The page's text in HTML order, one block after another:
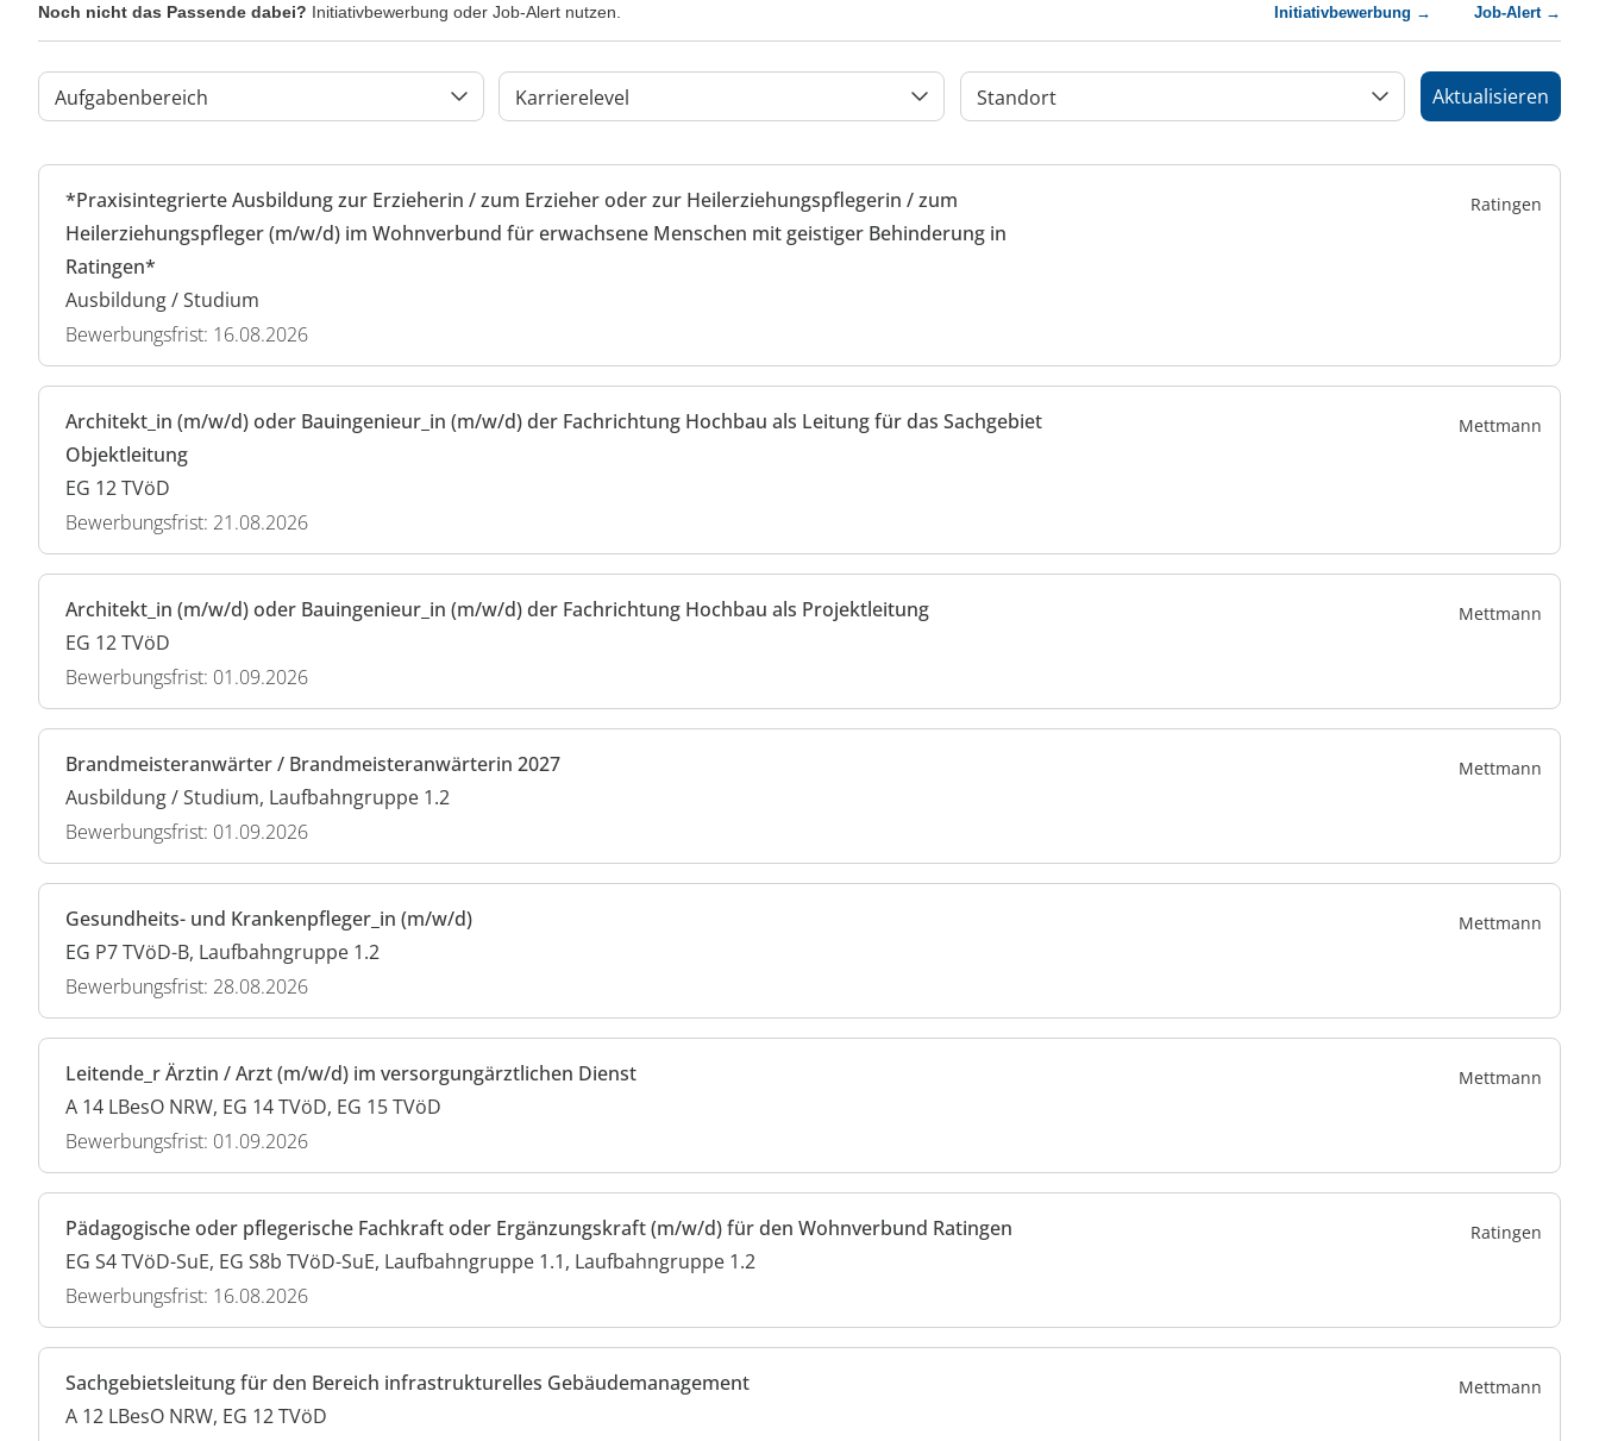
Noch nicht das Passende dabei? Initiativbewerbung oder Job-Alert nutzen. Initiativbewerbung → Job-Alert →
Aufgabenbereich Karrierelevel Standort Aktualisieren
*Praxisintegrierte Ausbildung zur Erzieherin / zum Erzieher oder zur Heilerziehungspflegerin / zum
Heilerziehungspfleger (m/w/d) im Wohnverbund für erwachsene Menschen mit geistiger Behinderung in
Ratingen*
Ausbildung / Studium
Bewerbungsfrist: 16.08.2026
Ratingen
Architekt_in (m/w/d) oder Bauingenieur_in (m/w/d) der Fachrichtung Hochbau als Leitung für das Sachgebiet
Objektleitung
EG 12 TVöD
Bewerbungsfrist: 21.08.2026
Mettmann
Architekt_in (m/w/d) oder Bauingenieur_in (m/w/d) der Fachrichtung Hochbau als Projektleitung
EG 12 TVöD
Bewerbungsfrist: 01.09.2026
Mettmann
Brandmeisteranwärter / Brandmeisteranwärterin 2027
Ausbildung / Studium, Laufbahngruppe 1.2
Bewerbungsfrist: 01.09.2026
Mettmann
Gesundheits- und Krankenpfleger_in (m/w/d)
EG P7 TVöD-B, Laufbahngruppe 1.2
Bewerbungsfrist: 28.08.2026
Mettmann
Leitende_r Ärztin / Arzt (m/w/d) im versorgungärztlichen Dienst
A 14 LBesO NRW, EG 14 TVöD, EG 15 TVöD
Bewerbungsfrist: 01.09.2026
Mettmann
Pädagogische oder pflegerische Fachkraft oder Ergänzungskraft (m/w/d) für den Wohnverbund Ratingen
EG S4 TVöD-SuE, EG S8b TVöD-SuE, Laufbahngruppe 1.1, Laufbahngruppe 1.2
Bewerbungsfrist: 16.08.2026
Ratingen
Sachgebietsleitung für den Bereich infrastrukturelles Gebäudemanagement
A 12 LBesO NRW, EG 12 TVöD
Mettmann